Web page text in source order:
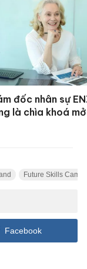
đốc nhân sự
là chìa khoá
Future Skills Camp
Facebook